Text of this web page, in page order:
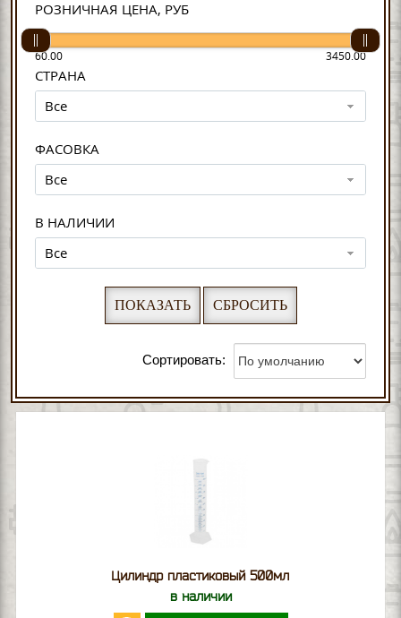
РОЗНИЧНАЯ ЦЕНА, РУБ
60.00 3450.00
СТРАНА
Все
ФАСОВКА
Все
В НАЛИЧИИ
Все
Сортировать:
Цилиндр пластиковый 500мл
в наличии